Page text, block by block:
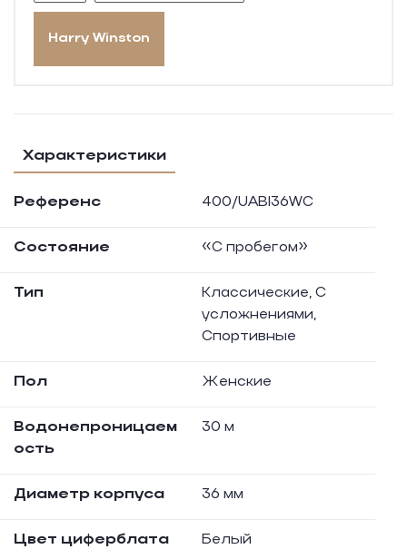
Характеристики
Референс 400/UABI36WC
Состояние «С пробегом»
Тип
Классические, С
усложнениями,
Спортивные
Пол Женские
Водонепроницаем
ость
30 м
Диаметр корпуса 36 мм
Цвет циферблата Белый
Harry Winston